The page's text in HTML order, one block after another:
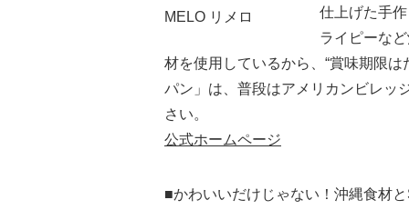
仕上げた手
ライピーな
材を使用しているから、“賞味期限
パン」は、普段はアメリカンビレッ
さい。
公式ホームページ
■かわいいだけじゃない！沖縄食材